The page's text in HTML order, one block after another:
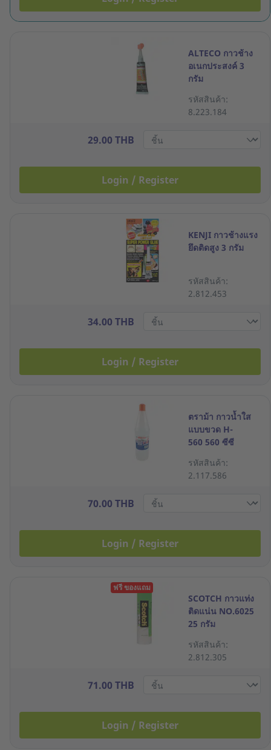
ALTECO กาวช้าง
อเนกประสงค์ 3
กรัม
รหัสสินค้า:
8.223.184
29.00 THB
Login / Register
KENJI กาวช้างแรง
ยึดติดสูง 3 กรัม
รหัสสินค้า:
2.812.453
34.00 THB
Login / Register
ตราม้า กาวน้ำใส
แบบขวด H-
560 560 ซีซี
รหัสสินค้า:
2.117.586
70.00 THB
Login / Register
ฟรี ของแถม
SCOTCH กาวแท่ง
ติดแน่น NO.6025
25 กรัม
รหัสสินค้า:
2.812.305
71.00 THB
Login / Register